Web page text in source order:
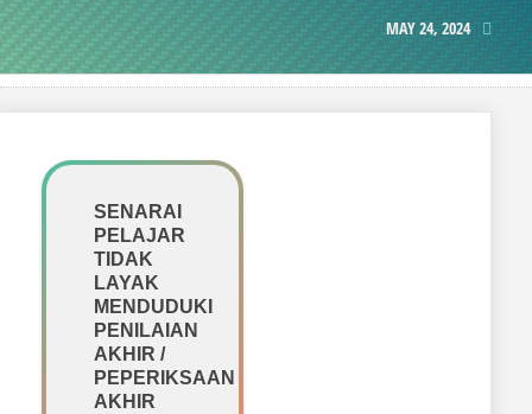
MAY 24, 2024
SENARAI
PELAJAR
TIDAK
LAYAK
MENDUDUKI
PENILAIAN
AKHIR /
PEPERIKSAAN
AKHIR